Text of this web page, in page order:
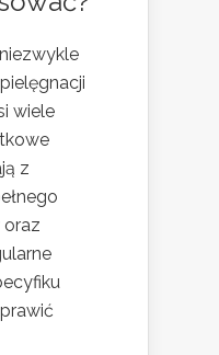
wiele
z
oraz